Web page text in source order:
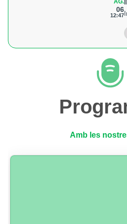
06
12:47
Amb les